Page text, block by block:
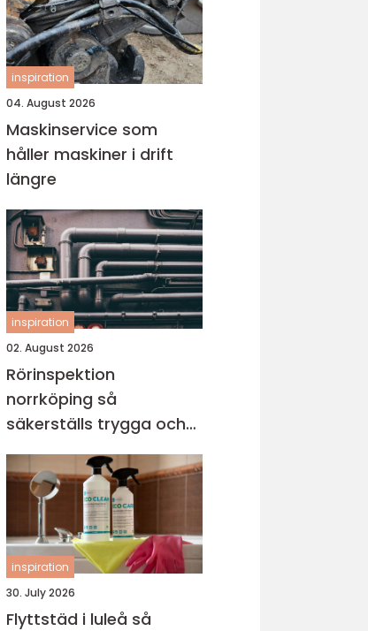
inspiration
04. August 2026
Maskinservice som
håller maskiner i drift
längre
inspiration
02. August 2026
Rörinspektion
norrköping så
säkerställs trygga och
hållbara avloppssystem
inspiration
30. July 2026
Flyttstäd i luleå så